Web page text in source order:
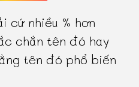
cứ nhiều % hơn
chắn tên đó hay
tên đó phổ biến